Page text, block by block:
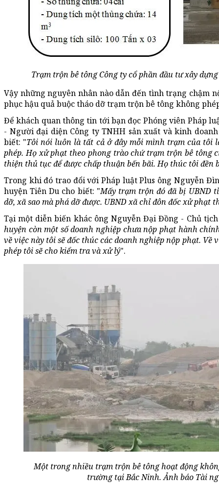
Trạm trộn bê tông Công ty cổ phần đầu tư xây
Vậy những nguyên nhân nào dẫn đến tình trạng chậm
phục hậu quả buộc tháo dỡ trạm trộn bê tông không
Để khách quan thông tin tới bạn đọc Phóng viên Pháp
- Người đại diện Công ty TNHH sản xuất và kinh
biết: "Tôi nói luôn là tất cả ở đây mỗi mình trạm của tôi
phép. Họ xử phạt theo phong trào chứ trạm trộn bê tông
thiện thủ tục để được chấp thuận bến bãi. Họ thúc tôi đền
Trong khi đó trao đổi với Pháp luật Plus ông Nguyễn
huyện Tiên Du cho biết: "Mấy trạm trộn đó đã bị UBND
dỡ, xã sao mà phá dỡ được. UBND xã chỉ đôn đốc xử phạt
Tại một diễn biến khác ông Nguyễn Đại Đồng - Chủ
huyện còn một số doanh nghiệp chưa nộp phạt hành
về việc này tôi sẽ đốc thúc các doanh nghiệp nộp phạt.
phép tôi sẽ cho kiểm tra và xử lý".
Một trong nhiều trạm trộn bê tông hoạt động
trường tại Bắc Ninh. Ảnh báo Tài